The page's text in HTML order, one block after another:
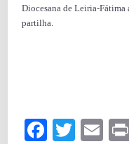
Diocesana de Leiria-Fátima
partilha.